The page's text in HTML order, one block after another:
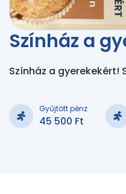
Színház a
Színház a gyerekekért!
Gyűjtött pénz
45 500 Ft